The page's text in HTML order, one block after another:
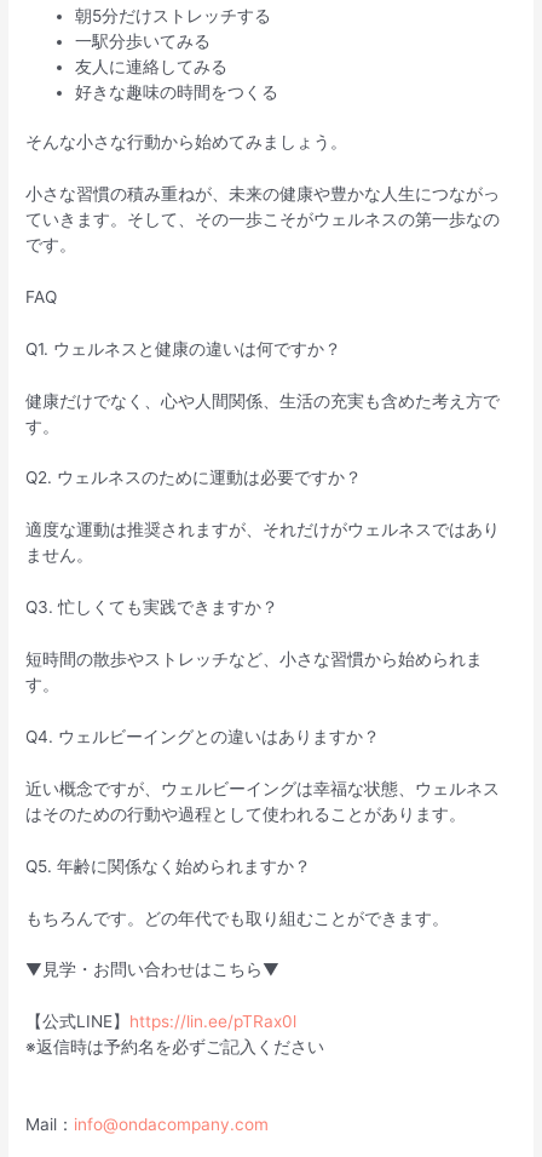
朝5分だけストレッチする
一駅分歩いてみる
友人に連絡してみる
好きな趣味の時間をつくる
そんな小さな行動から始めてみましょう。
小さな習慣の積み重ねが、未来の健康や豊かな人生につながっ
ていきます。そして、その一歩こそがウェルネスの第一歩なの
です。
FAQ
Q1. ウェルネスと健康の違いは何ですか？
健康だけでなく、心や人間関係、生活の充実も含めた考え方で
す。
Q2. ウェルネスのために運動は必要ですか？
適度な運動は推奨されますが、それだけがウェルネスではあり
ません。
Q3. 忙しくても実践できますか？
短時間の散歩やストレッチなど、小さな習慣から始められま
す。
Q4. ウェルビーイングとの違いはありますか？
近い概念ですが、ウェルビーイングは幸福な状態、ウェルネス
はそのための行動や過程として使われることがあります。
Q5. 年齢に関係なく始められますか？
もちろんです。どの年代でも取り組むことができます。
▼見学・お問い合わせはこちら▼
【公式LINE】 https://lin.ee/pTRax0l
※返信時は予約名を必ずご記入ください
Mail： info@ondacompany.com